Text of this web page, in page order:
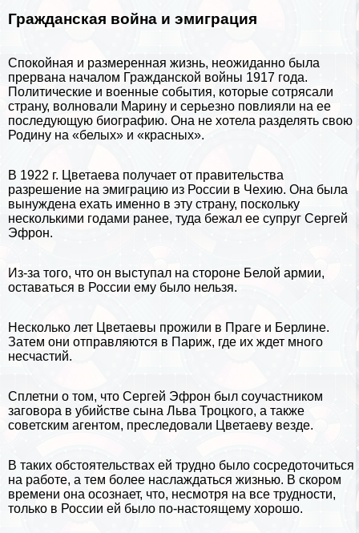
Гражданская война и эмиграция
Спокойная и размеренная жизнь, неожиданно была
прервана началом Гражданской войны 1917 года.
Политические и военные события, которые сотрясали
страну, волновали Марину и серьезно повлияли на ее
последующую биографию. Она не хотела разделять свою
Родину на «белых» и «красных».
В 1922 г. Цветаева получает от правительства
разрешение на эмиграцию из России в Чехию. Она была
вынуждена ехать именно в эту страну, поскольку
несколькими годами ранее, туда бежал ее супруг Сергeй
Эфрон.
Из-за того, что он выступал на стороне Белой армии,
оставаться в России ему было нельзя.
Несколько лет Цветаевы прожили в Праге и Берлине.
Затем они отправляются в Париж, где их ждет много
несчастий.
Сплетни о том, что Сергeй Эфрон был соучастником
заговора в убийстве сына Льва Троцкого, а также
советским агентом, преследовали Цветаеву везде.
В таких обстоятельствах ей трудно было сосредоточиться
на работе, а тем более наслаждаться жизнью. В скором
времени она осознает, что, несмотря на все трудности,
только в России ей было по-настоящему хорошо.